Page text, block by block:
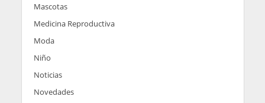
Mascotas
Medicina Reproductiva
Moda
Niño
Noticias
Novedades